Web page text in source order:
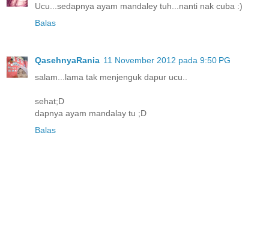
Ucu...sedapnya ayam mandaley tuh...nanti nak cuba :)
Balas
QasehnyaRania 11 November 2012 pada 9:50 PG
salam...lama tak menjenguk dapur ucu..
sehat;D
dapnya ayam mandalay tu ;D
Balas